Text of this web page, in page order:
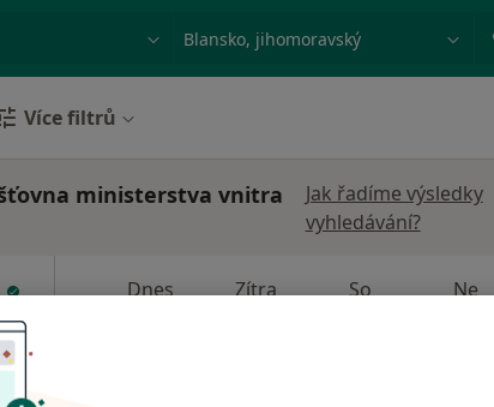
Více filtrů
ministerstva vnitra
Jak řadíme výsledky
vyhledávání?
Dnes Zítra So Ne